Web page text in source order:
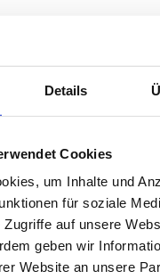
Details
Cookies
um Inhalte und
für soziale
auf unsere
geben wir
Website an unsere
Art
Wert Ihres
Schaden?
Kontaktieren Sie